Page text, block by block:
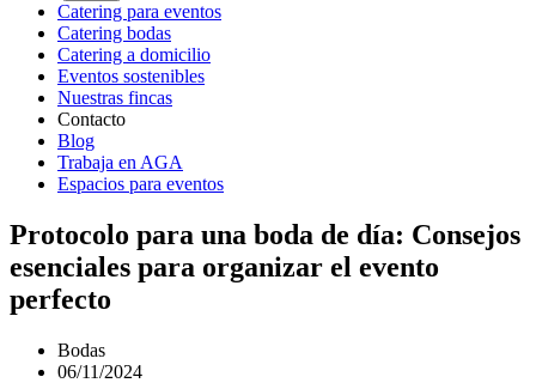
Catering para eventos
Catering bodas
Catering a domicilio
Eventos sostenibles
Nuestras fincas
Contacto
Blog
Trabaja en AGA
Espacios para eventos
Protocolo para una boda de día: Consejos
esenciales para organizar el evento
perfecto
Bodas
06/11/2024